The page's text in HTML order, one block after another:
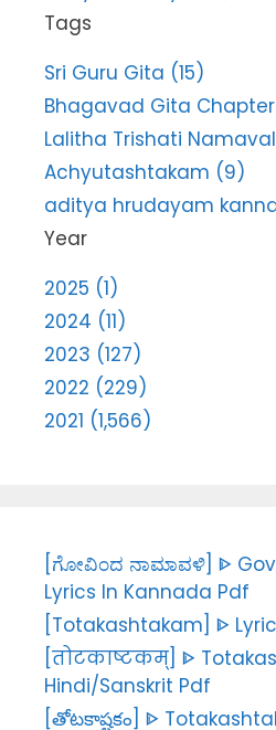
Tags
Sri Guru Gita (15)
Bhagavad Gita Chapter
Lalitha Trishati
Achyutashtakam (9)
aditya hrudayam
Year
2025 (1)
2024 (11)
2023 (127)
2022 (229)
2021 (1,566)
[ಗೋವಿಂದ ನಾಮಾವಳಿ] ᐈ
Lyrics In Kannada Pdf
[Totakashtakam] ᐈ
[तोटकाष्टकम्] ᐈ
Hindi/Sanskrit Pdf
[తోటకాష్టకం] ᐈ